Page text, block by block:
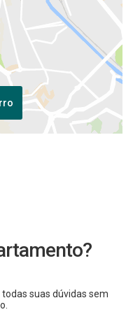
suas dúvidas sem